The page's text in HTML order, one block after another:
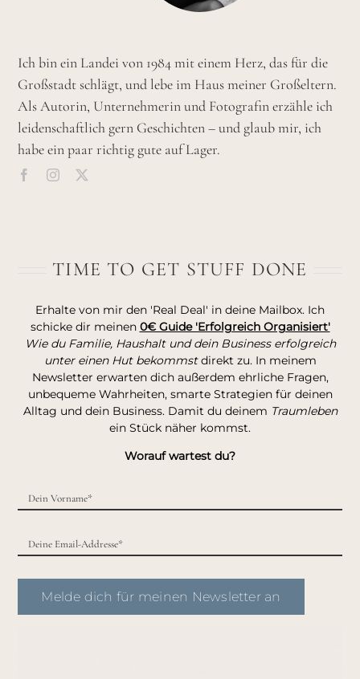
Ich bin ein Landei von 1984 mit einem Herz, das für die
Großstadt schlägt, und lebe im Haus meiner Großeltern.
Als Autorin, Unternehmerin und Fotografin erzähle ich
leidenschaftlich gern Geschichten – und glaub mir, ich
habe ein paar richtig gute auf Lager.
TIME TO GET STUFF DONE
Erhalte von mir den 'Real Deal' in deine Mailbox. Ich
schicke dir meinen 0€ Guide 'Erfolgreich Organisiert'
Wie du Familie, Haushalt und dein Business erfolgreich
unter einen Hut bekommstdirekt zu. In meinem
Newsletter erwarten dich außerdem ehrliche Fragen,
unbequeme Wahrheiten, smarte Strategien für deinen
Alltag und dein Business. Damit du deinem Traumleben
ein Stück näher kommst.
Worauf wartest du?
Melde dich für meinen Newsletter an